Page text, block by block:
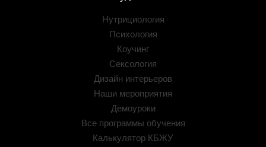
Нутрициология
Психология
Коучинг
Сексология
Дизайн интерьеров
Наши мероприятия
Демоуроки
Все программы обучения
Калькулятор КБЖУ